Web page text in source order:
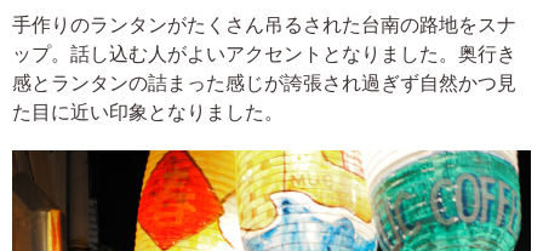
手作りのランタンがたくさん吊るされた台南の路地をスナ
ップ。話し込む人がよいアクセントとなりました。奥行き
感とランタンの詰まった感じが誇張され過ぎず自然かつ見
た目に近い印象となりました。